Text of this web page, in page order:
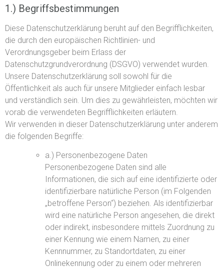
1.) Begriffsbestimmungen
Diese Datenschutzerklärung beruht auf den Begrifflichkeiten,
die durch den europäischen Richtlinien- und
Verordnungsgeber beim Erlass der
Datenschutzgrundverordnung (DSGVO) verwendet wurden.
Unsere Datenschutzerklärung soll sowohl für die
Öffentlichkeit als auch für unsere Mitglieder einfach lesbar
und verständlich sein. Um dies zu gewährleisten, möchten wir
vorab die verwendeten Begrifflichkeiten erläutern.
Wir verwenden in dieser Datenschutzerklärung unter anderem
die folgenden Begriffe:
a.) Personenbezogene Daten
Personenbezogene Daten sind alle
Informationen, die sich auf eine identifizierte oder
identifizierbare natürliche Person (im Folgenden
„betroffene Person“) beziehen. Als identifizierbar
wird eine natürliche Person angesehen, die direkt
oder indirekt, insbesondere mittels Zuordnung zu
einer Kennung wie einem Namen, zu einer
Kennnummer, zu Standortdaten, zu einer
Onlinekennung oder zu einem oder mehreren